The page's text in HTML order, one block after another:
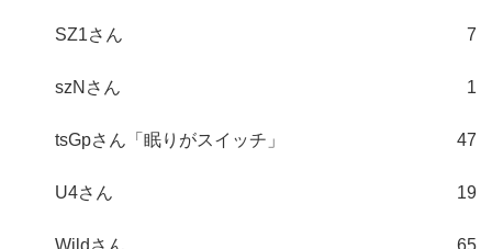
SZ1さん 7
szNさん 1
tsGpさん「眠りがスイッチ」 47
U4さん 19